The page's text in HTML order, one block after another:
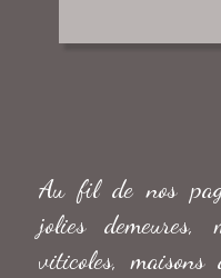
Au fil de nos
jolies demeures,
viticoles,